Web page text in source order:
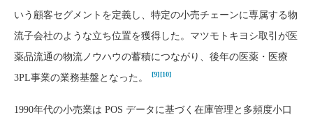
いう顧客セグメントを定義し、特定の小売チェーンに専属する物
流子会社のような立ち位置を獲得した。マツモトキヨシ取引が医
薬品流通の物流ノウハウの蓄積につながり、後年の医薬・医療
3PL事業の業務基盤となった。
[9][10]
1990年代の小売業は POS データに基づく在庫管理と多頻度小口